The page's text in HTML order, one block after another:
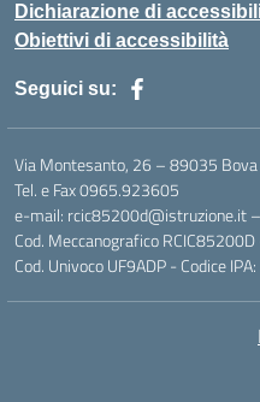
Dichiarazione di
Obiettivi di accessibilità
Seguici su:
Via Montesanto, 26 – 89035 Bova
Tel. e Fax 0965.923605
e-mail: rcic85200d@istruzione.it
Cod. Meccanografico
Cod. Univoco UF9ADP - Codice